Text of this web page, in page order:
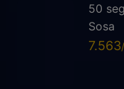
50
Sosa
7.563